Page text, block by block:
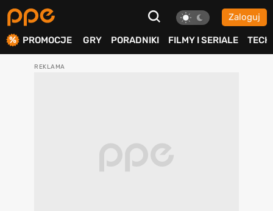
Zaloguj
PROMOCJE GRY PORADNIKI FILMY I SERIALE TECH